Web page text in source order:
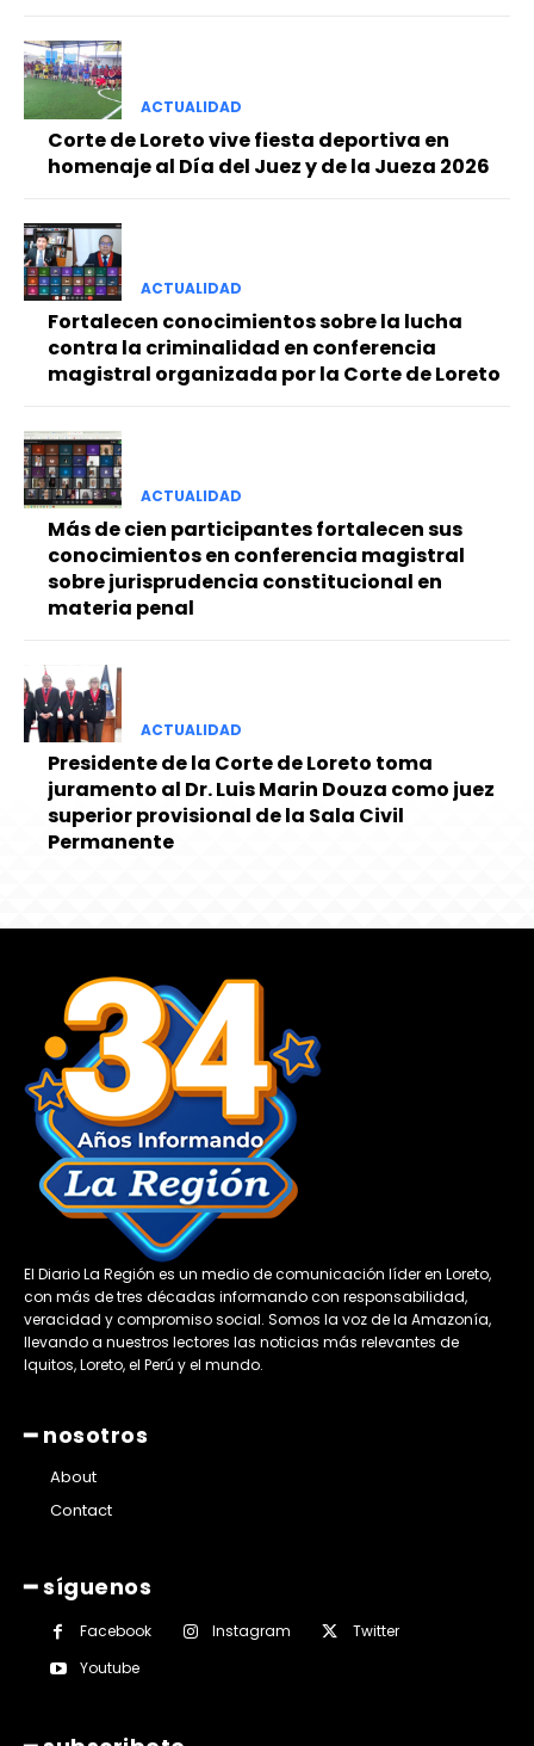
ACTUALIDAD
Corte de Loreto vive fiesta deportiva en
homenaje al Día del Juez y de la Jueza 2026
ACTUALIDAD
Fortalecen conocimientos sobre la lucha
contra la criminalidad en conferencia
magistral organizada por la Corte de Loreto
ACTUALIDAD
Más de cien participantes fortalecen sus
conocimientos en conferencia magistral
sobre jurisprudencia constitucional en
materia penal
ACTUALIDAD
Presidente de la Corte de Loreto toma
juramento al Dr. Luis Marin Douza como juez
superior provisional de la Sala Civil
Permanente
El Diario La Región es un medio de comunicación líder en Loreto,
con más de tres décadas informando con responsabilidad,
veracidad y compromiso social. Somos la voz de la Amazonía,
llevando a nuestros lectores las noticias más relevantes de
Iquitos, Loreto, el Perú y el mundo.
━ nosotros
About
Contact
━ síguenos
Facebook Instagram
Twitter
Youtube